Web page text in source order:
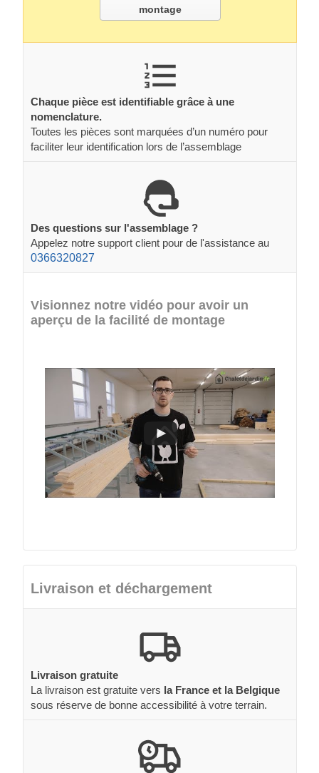
montage
Chaque pièce est identifiable grâce à une
nomenclature.
Toutes les pièces sont marquées d’un numéro pour
faciliter leur identification lors de l’assemblage
Des questions sur l'assemblage ?
Appelez notre support client pour de l'assistance au
0366320827
Visionnez notre vidéo pour avoir un
aperçu de la facilité de montage
Livraison et déchargement
Livraison gratuite
La livraison est gratuite vers la France et la Belgique
sous réserve de bonne accessibilité à votre terrain.